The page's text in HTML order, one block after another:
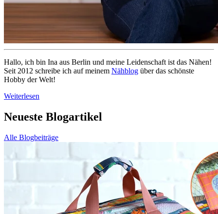
Hallo, ich bin Ina aus Berlin und meine Leidenschaft ist das Nähen!
Seit 2012 schreibe ich auf meinem Nähblog über das schönste
Hobby der Welt!
Weiterlesen
Neueste Blogartikel
Alle Blogbeiträge